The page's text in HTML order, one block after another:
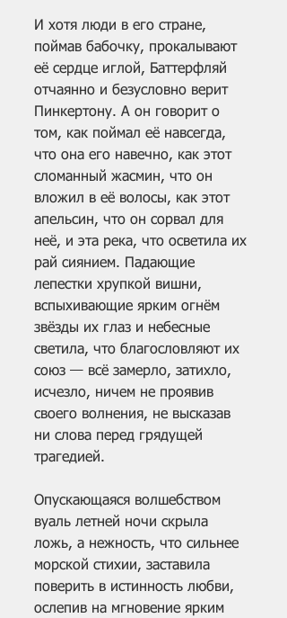
И хотя люди в его стране,
поймав бабочку, прокалывают
её сердце иглой, Баттерфляй
отчаянно и безусловно верит
Пинкертону. А он говорит о
том, как поймал её навсегда,
что она его навечно, как этот
сломанный жасмин, что он
вложил в её волосы, как этот
апельсин, что он сорвал для
неё, и эта река, что осветила их
рай сиянием. Падающие
лепестки хрупкой вишни,
вспыхивающие ярким огнём
звёзды их глаз и небесные
светила, что благословляют их
союз — всё замерло, затихло,
исчезло, ничем не проявив
своего волнения, не высказав
ни слова перед грядущей
трагедией.
Опускающаяся волшебством
вуаль летней ночи скрыла
ложь, а нежность, что сильнее
морской стихии, заставила
поверить в истинность любви,
ослепив на мгновение ярким